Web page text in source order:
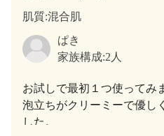
肌質:混合肌
ぱき
家族構成:2人
お試しで最初１つ使ってみ
泡立ちがクリーミーで優し
した。